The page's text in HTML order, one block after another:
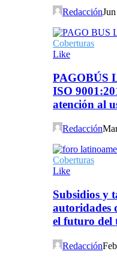
Redacción
Coberturas
Like
PAGOBÚS
ISO
atención al
Redacción
Coberturas
Like
Subsidios y
autoridades
el futuro del
Redacción